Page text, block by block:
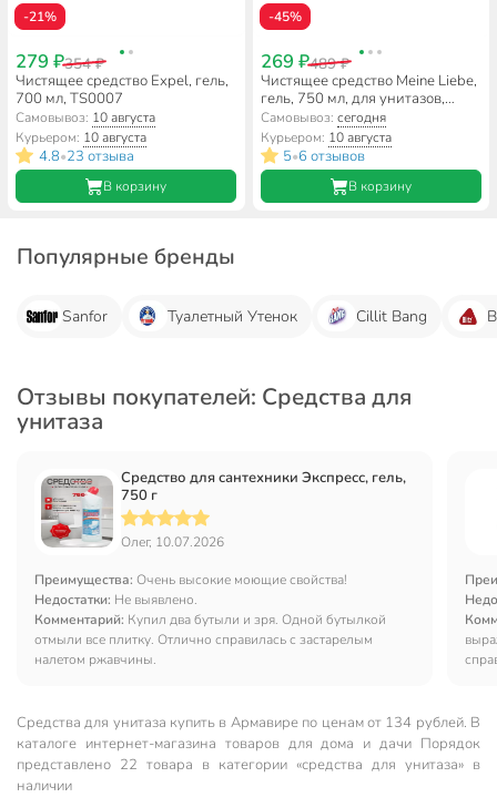
-21%
279 ₽354 ₽
Чистящее средство Expel, гель,
700 мл, TS0007
Самовывоз: 10 августа
Курьером: 10 августа
4.8•23 отзыва
В корзину
-45%
269 ₽489 ₽
Чистящее средство Meine Liebe,
гель, 750 мл, для унитазов,
ML33107
Самовывоз: сегодня
Курьером: 10 августа
5•6 отзывов
В корзину
Популярные бренды
Sanfor Туалетный Утенок Cillit Bang
Отзывы покупателей: Средства для
унитаза
Средство для сантехники Экспресс, гель,
750 г
Олег, 10.07.2026
Преимущества: Очень высокие моющие свойства!
Недостатки: Не выявлено.
Комментарий: Купил два бутыли и зря. Одной бутылкой
отмыли все плитку. Отлично справилась с застарелым
налетом ржавчины.
Средства для унитаза купить в Армавире по ценам от 134 рублей. В
каталоге интернет-магазина товаров для дома и дачи Порядок
представлено 22 товара в категории «средства для унитаза» в
наличии